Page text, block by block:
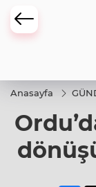
Anasayfa